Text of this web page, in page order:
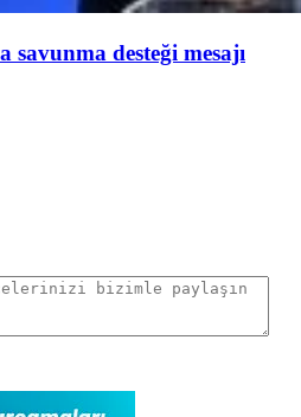
desteği mesajı